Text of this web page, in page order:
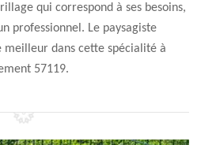
qui correspond à ses besoins,
professionnel. Le paysagiste
meilleur dans cette spécialité à
57119.